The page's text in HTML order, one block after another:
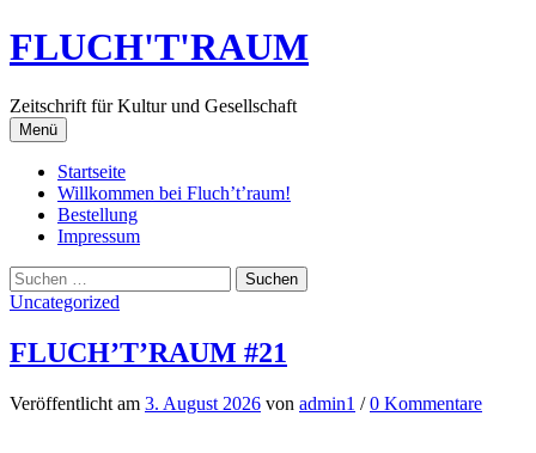
Springe
zum
FLUCH'T'RAUM
Zeitschrift für Kultur und Gesellschaft
Menü
Startseite
Willkommen bei Fluch’t’raum!
Bestellung
Impressum
Suchen
nach:
Uncategorized
FLUCH’T’RAUM #21
Veröffentlicht am 3. August 2026 von admin1 /0 Kommentare